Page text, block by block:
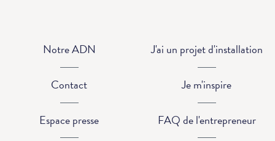
Notre ADN
Contact
Espace presse
J'ai un projet d'installation
Je m'inspire
FAQ de l'entrepreneur